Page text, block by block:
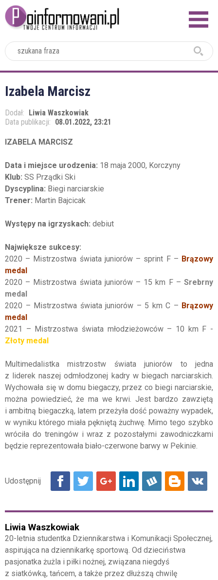
Izabela Marcisz
Dodał: Liwia Waszkowiak
Data publikacji: 08.01.2022, 23:21
IZABELA MARCISZ
Data i miejsce urodzenia: 18 maja 2000, Korczyny
Klub: SS Prządki Ski
Dyscyplina: Biegi narciarskie
Trener: Martin Bajcicak
Występy na igrzyskach: debiut
Największe sukcesy:
2020 – Mistrzostwa świata juniorów – sprint F – Brązowy
medal
2020 – Mistrzostwa świata juniorów – 15 km F – Srebrny
medal
2020 – Mistrzostwa świata juniorów – 5 km C – Brązowy
medal
2021 – Mistrzostwa świata młodzieżowców – 10 km F -
Złoty medal
Multimedalistka mistrzostw świata juniorów to jedna
z liderek naszej odmłodzonej kadry w biegach narciarskich.
Wychowała się w domu biegaczy, przez co biegi narciarskie,
można powiedzieć, że ma we krwi. Jest bardzo zawziętą
i ambitną biegaczką, latem przeżyła dość poważny wypadek,
w wyniku którego miała pękniętą żuchwę. Mimo tego szybko
wróciła do treningów i wraz z pozostałymi zawodniczkami
będzie reprezentowała biało-czerwone barwy w Pekinie.
Liwia Waszkowiak
20-letnia studentka Dziennikarstwa i Komunikacji Społecznej,
aspirująca na dziennikarkę sportową. Od dzieciństwa
pasjonatka żużla i piłki nożnej, związana niegdyś
z siatkówką, tańcem, a także przez dłuższą chwilę